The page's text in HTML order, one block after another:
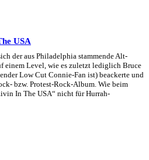
USA
der aus Philadelphia stammende Alt-
einem Level, wie es zuletzt lediglich Bruce
Low Cut Connie-Fan ist) beackerte und
bzw. Protest-Rock-Album. Wie beim
In The USA“ nicht für Hurrah-